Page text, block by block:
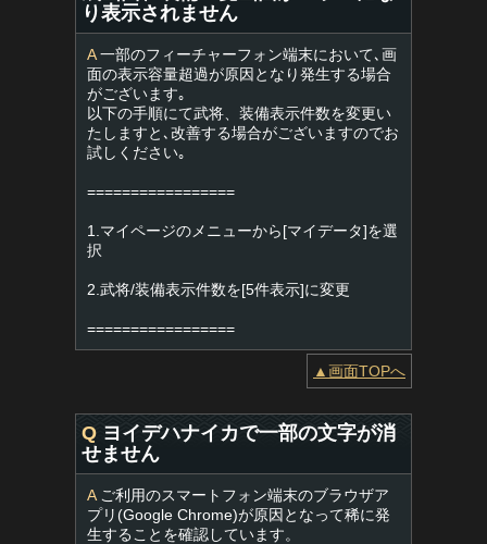
り表示されません
A一部のフィーチャーフォン端末において､画
面の表示容量超過が原因となり発生する場合
がございます｡
以下の手順にて武将、装備表示件数を変更い
たしますと､改善する場合がございますのでお
試しください｡
=================
1.マイページのメニューから[マイデータ]を選
択
2.武将/装備表示件数を[5件表示]に変更
=================
▲画面TOPへ
Q ヨイデハナイカで一部の文字が消
せません
Aご利用のスマートフォン端末のブラウザア
プリ(Google Chrome)が原因となって稀に発
生することを確認しています。